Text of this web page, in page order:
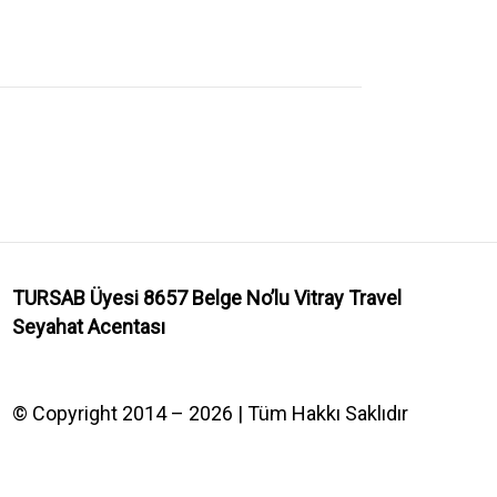
TURSAB Üyesi 8657 Belge No’luVitray Travel
Seyahat Acentası
© Copyright 2014 – 2026 | Tüm Hakkı Saklıdır